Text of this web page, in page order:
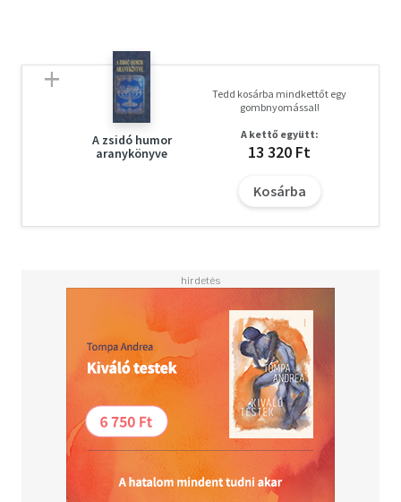
A zsidó humor
aranykönyve
Tedd kosárba mindkettőt egy
gombnyomással!
A kettő együtt:
13 320 Ft
Kosárba